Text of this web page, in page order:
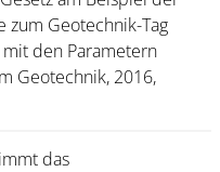
zum Geotechnik-Tag
den Parametern
Geotechnik, 2016,
das